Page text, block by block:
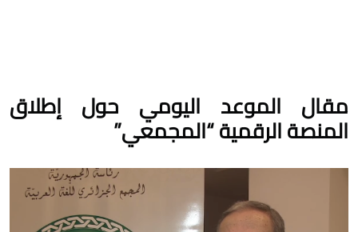
مقال الموعد اليومي حول إطلاق
المنصة الرقمية “المجمعي”